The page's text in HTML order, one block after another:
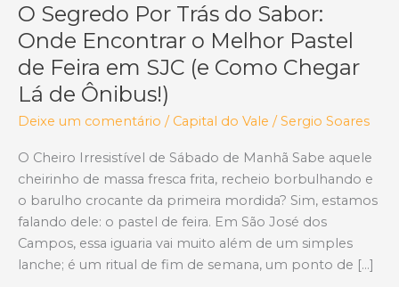
O Segredo Por Trás do Sabor:
Onde Encontrar o Melhor Pastel
de Feira em SJC (e Como Chegar
Lá de Ônibus!)
Deixe um comentário / Capital do Vale /Sergio Soares
O Cheiro Irresistível de Sábado de Manhã Sabe aquele
cheirinho de massa fresca frita, recheio borbulhando e
o barulho crocante da primeira mordida? Sim, estamos
falando dele: o pastel de feira. Em São José dos
Campos, essa iguaria vai muito além de um simples
lanche; é um ritual de fim de semana, um ponto de […]